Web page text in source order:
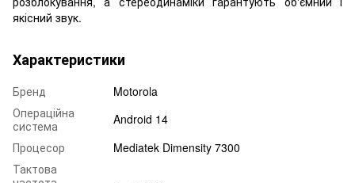
якісний звук.
Характеристики
Бренд
Motorola
Операційна
система
Android 14
Процесор
Mediatek Dimensity 7300
Тактова